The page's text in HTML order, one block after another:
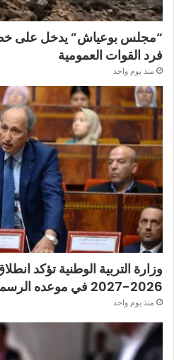
“مجلس بوعياش” يدخل على
فرد القوات العمومية
منذ يوم واحد
وزارة التربية الوطنية تؤكد
2026-2027 في موعده الرسمي
منذ يوم واحد